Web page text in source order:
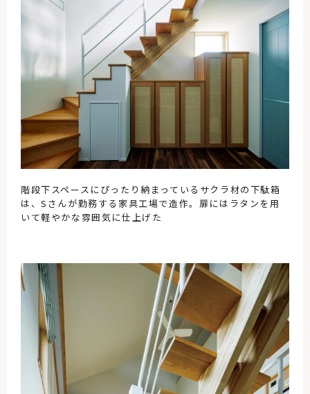
階段下スペースにぴったり納まっているサクラ材の下駄箱
は、Sさんが勤務する家具工場で造作。扉にはラタンを用
いて軽やかな雰囲気に仕上げた